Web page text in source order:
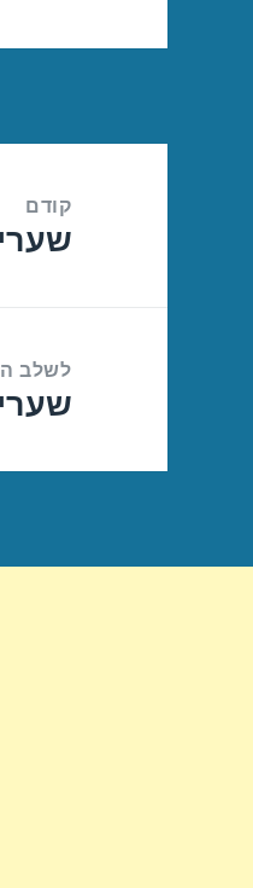
קודם
הפוסט
שערי
לשלב
הפוסט
שערי